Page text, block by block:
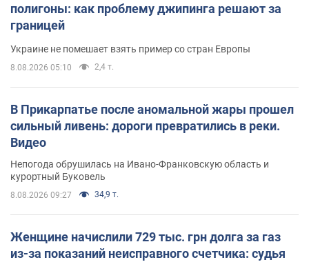
полигоны: как проблему джипинга решают за
границей
Украине не помешает взять пример со стран Европы
8.08.2026 05:10 2,4 т.
В Прикарпатье после аномальной жары прошел
сильный ливень: дороги превратились в реки.
Видео
Непогода обрушилась на Ивано-Франковскую область и
курортный Буковель
8.08.2026 09:27 34,9 т.
Женщине начислили 729 тыс. грн долга за газ
из-за показаний неисправного счетчика: судья